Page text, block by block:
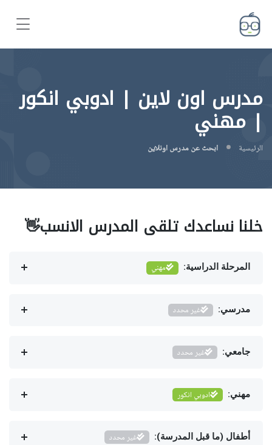
مدرس اون لاين | ادوبي انكور
| مهني
الرئيسية ابحث عن مدرس اونلاين
خلنا نساعدك تلقى المدرس الانسب👋
المرحلة الدراسية: مهني
مدرسي: غير محدد
جامعي: غير محدد
مهني: ادوبي انكور
أطفال (ما قبل المدرسة): غير محدد